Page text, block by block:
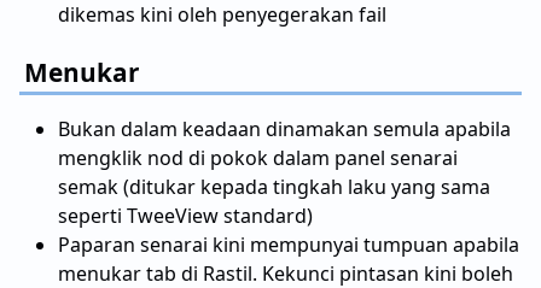
dikemas kini oleh penyegerakan fail
Menukar
Bukan dalam keadaan dinamakan semula apabila
mengklik nod di pokok dalam panel senarai
semak (ditukar kepada tingkah laku yang sama
seperti TweeView standard)
Paparan senarai kini mempunyai tumpuan apabila
menukar tab di Rastil. Kekunci pintasan kini boleh